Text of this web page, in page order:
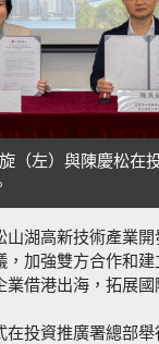
（左）與陳慶松在
山湖高新技術產業
，加強雙方合作和
借港出海，拓展國
在投資推廣署總部